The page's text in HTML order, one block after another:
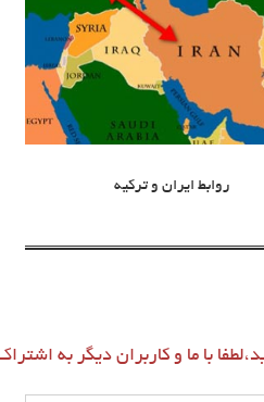
روابط ایران و ترکیه
با ما و کاربران دیگر به